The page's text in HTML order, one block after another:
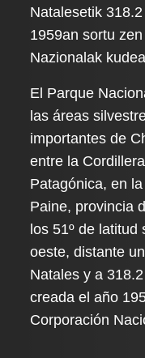
Natalesetik
1959an sortu
Nazionalak
El Parque
las áreas
importantes de
entre la
Patagónica, en
Paine, provincia
los 51º de latitud
oeste, distante
Natales y a
creada el año
Corporación